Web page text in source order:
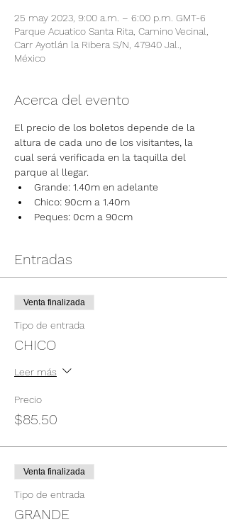
25 may 2023, 9:00 a.m. – 6:00 p.m. GMT-6
Parque Acuatico Santa Rita, Camino Vecinal,
Carr Ayotlán la Ribera S/N, 47940 Jal.,
México
Acerca del evento
El precio de los boletos depende de la
altura de cada uno de los visitantes, la
cual será verificada en la taquilla del
parque al llegar.
Grande: 1.40m en adelante
Chico: 90cm a 1.40m
Peques: 0cm a 90cm
Entradas
Venta finalizada
Tipo de entrada
CHICO
Leer más
Precio
$85.50
Venta finalizada
Tipo de entrada
GRANDE